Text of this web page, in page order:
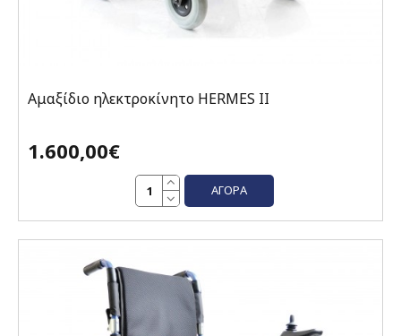
Αμαξίδιο ηλεκτροκίνητο HERMES II
1.600,00€
ΑΓΟΡΆ